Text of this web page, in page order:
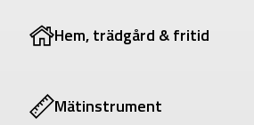
Hem, trädgård & fritid
Mätinstrument